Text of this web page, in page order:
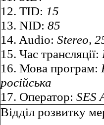
12. TID: 15
13. NID: 85
14. Audio: Stereo,
15. Час трансляції:
16. Мова програм:
російська
17. Оператор: SES
Відділ розвитку